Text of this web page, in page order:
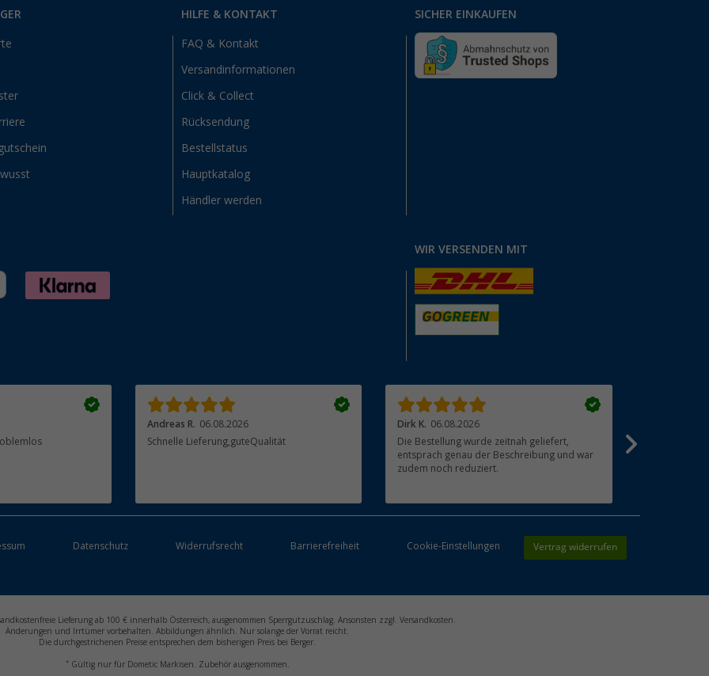
HILFE & KONTAKT
FAQ & Kontakt
Versandinformationen
Click & Collect
Rücksendung
Bestellstatus
Hauptkatalog
Händler werden
SICHER EINKAUFEN
WIR VERSENDEN MIT
Andreas R. 06.08.2026
Schnelle Lieferung,guteQualität
Dirk K. 06.08.2026
Die Bestellung wurde zeitnah geliefert,
entsprach genau der Beschreibung und war
zudem noch reduziert.
Datenschutz Widerrufsrecht Barrierefreiheit Cookie-Einstellungen Vertrag widerrufen
Lieferung ab 100 € innerhalb Österreich, ausgenommen Sperrgutzuschlag. Ansonsten zzgl. Versandkosten.
Änderungen und Irrtümer vorbehalten. Abbildungen ähnlich. Nur solange der Vorrat reicht.
Die durchgestrichenen Preise entsprechen dem bisherigen Preis bei Berger.
*Gültig nur für Dometic Markisen. Zubehör ausgenommen.